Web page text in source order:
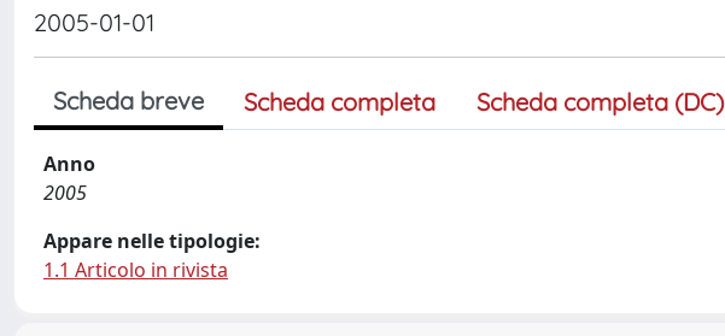
2005-01-01
Scheda breve Scheda completa Scheda completa (DC)
Anno
2005
Appare nelle tipologie:
1.1 Articolo in rivista